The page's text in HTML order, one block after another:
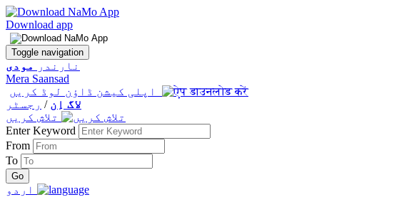
Download app
Toggle navigation
نارندر
مودی
Mera Saansad
اپلی کیشن ڈاؤن لوڈ کریں
لاگ اِن / رجسٹر
Enter Keyword
From
To